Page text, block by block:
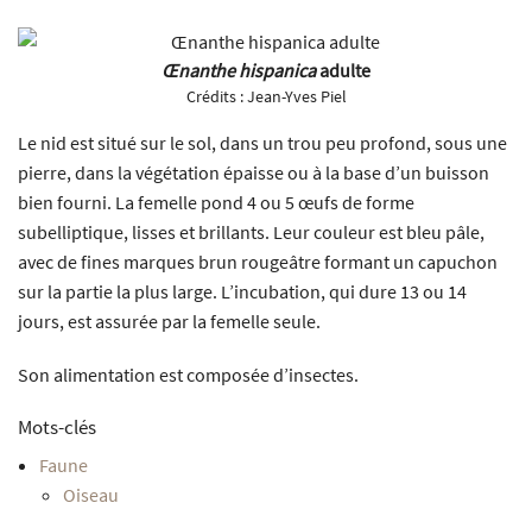
Œnanthe hispanicaadulte
Crédits :Jean-Yves Piel
Le nid est situé sur le sol, dans un trou peu profond, sous une
pierre, dans la végétation épaisse ou à la base d’un buisson
bien fourni. La femelle pond 4 ou 5 œufs de forme
subelliptique, lisses et brillants. Leur couleur est bleu pâle,
avec de fines marques brun rougeâtre formant un capuchon
sur la partie la plus large. L’incubation, qui dure 13 ou 14
jours, est assurée par la femelle seule.
Son alimentation est composée d’insectes.
Mots-clés
Faune
Oiseau